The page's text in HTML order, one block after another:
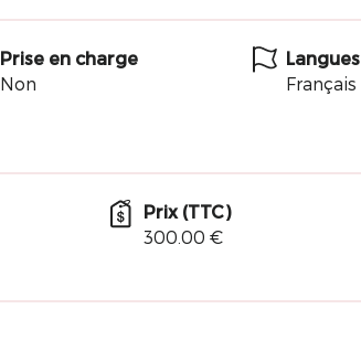
Prise en charge
Non
Langues
Français
Prix (TTC)
300.00 €